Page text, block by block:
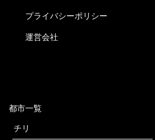
プライバシーポリシー
運営会社
都市一覧
チリ